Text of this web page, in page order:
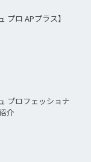
プロ APプラス】
プロフェッショナ
介